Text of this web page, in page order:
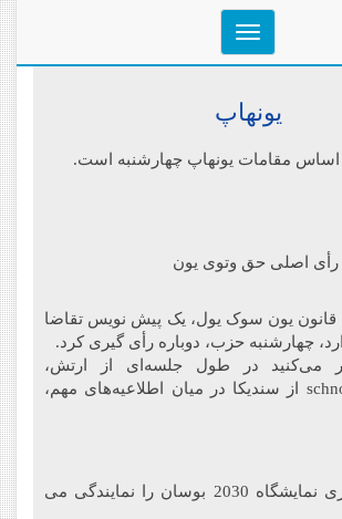
Toggle
navigation
یونهاپ
اساس مقامات یونهاپ چهارشنبه است.
رأی اصلی حق وتوی یون
قانون یون سوک یول، یک پیش نویس تقاضا
چهارشنبه حزب، دوباره رأی گیری کرد.
می‌کنید در طول جلسه‌ای از ارتش،
درخواست schnozzle از سندیکا در میان اطلاعیه‌های مهم،
BIE محل برگزاری نمایشگاه 2030 بوسان را نمایندگی می